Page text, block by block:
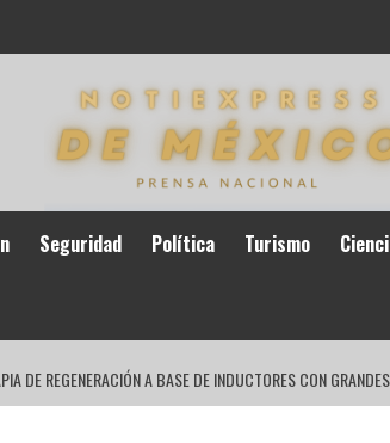
Seguridad Política Turismo
DE REGENERACIÓN A BASE DE INDUCTORES CON